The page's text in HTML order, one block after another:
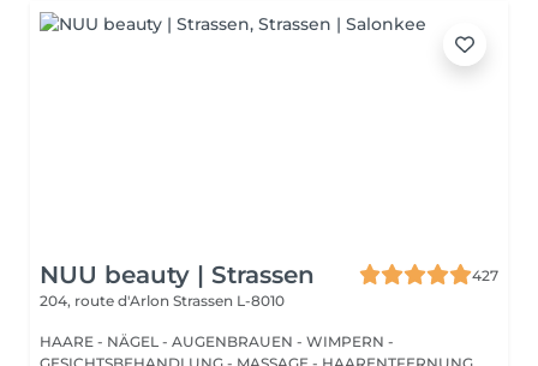
NUU beauty | Strassen
427
204, route d'Arlon Strassen L-8010
HAARE - NÄGEL - AUGENBRAUEN - WIMPERN -